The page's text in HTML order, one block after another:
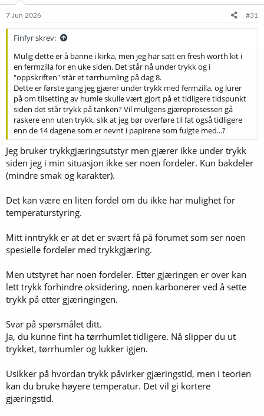
e
7 Jun 2026 #31
Finfyr skrev:
Mulig dette er å banne i kirka, men jeg har satt en fresh worth kit i
en fermzilla for en uke siden. Det står nå under trykk og i
"oppskriften" står et tørrhumling på dag 8.
Dette er første gang jeg gjærer under trykk med fermzilla, og lurer
på om tilsetting av humle skulle vært gjort på et tidligere tidspunkt
siden det står trykk på tanken? Vil muligens gjæreprosessen gå
raskere enn uten trykk, slik at jeg bør overføre til fat også tidligere
enn de 14 dagene som er nevnt i papirene som fulgte med...?
Jeg bruker trykkgjæringsutstyr men gjærer ikke under trykk
siden jeg i min situasjon ikke ser noen fordeler. Kun bakdeler
(mindre smak og karakter).
Det kan være en liten fordel om du ikke har mulighet for
temperaturstyring.
Mitt inntrykk er at det er svært få på forumet som ser noen
spesielle fordeler med trykkgjæring.
Men utstyret har noen fordeler. Etter gjæringen er over kan
lett trykk forhindre oksidering, noen karbonerer ved å sette
trykk på etter gjæringingen.
Svar på spørsmålet ditt.
Ja, du kunne fint ha tørrhumlet tidligere. Nå slipper du ut
trykket, tørrhumler og lukker igjen.
Usikker på hvordan trykk påvirker gjæringstid, men i teorien
kan du bruke høyere temperatur. Det vil gi kortere
gjæringstid.